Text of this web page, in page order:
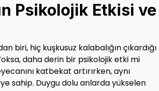
Psikolojik Etkisi ve
biri, hiç kuşkusuz kalabalığın çıkardığı
daha derin bir psikolojik etki mi
katbekat artırırken, aynı
sahip. Duygu dolu anlarda yükselen